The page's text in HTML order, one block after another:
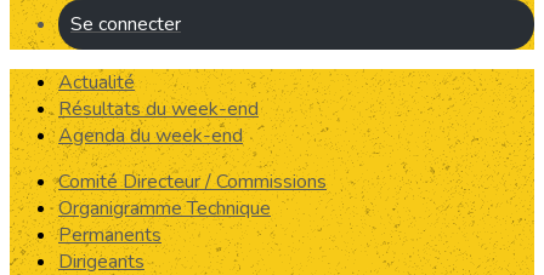
Se connecter
Actualité
Résultats du week-end
Agenda du week-end
Comité Directeur / Commissions
Organigramme Technique
Permanents
Dirigeants